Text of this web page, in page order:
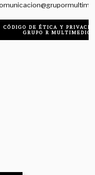
CÓDIGO DE ÉTICA Y
GRUPO R MULTIMEDIO